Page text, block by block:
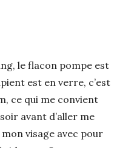
le flacon pompe est
est en verre, c’est
ce qui me convient
avant d’aller me
visage avec pour